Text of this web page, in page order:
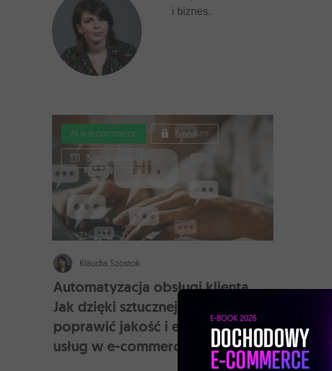
i biznes.
AI w e-commerce Premium
Z magazynu
Klaudia Szostok
Automatyzacja obsługi klienta.
Jak dzięki sztucznej inteligencji
poprawić jakość i efektywność
usług w e-commerce